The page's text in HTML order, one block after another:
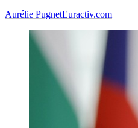
Aurélie PugnetEuractiv.com